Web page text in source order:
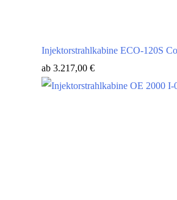
Injektorstrahlkabine ECO-120S
ab 3.217,00 €